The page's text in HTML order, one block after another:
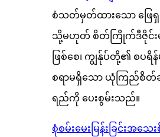
စံသတ်မှတ်ထားသော ဖြေရှင်
သို့မဟုတ် စိတ်ကြိုက်ဒီဇိုင်း
ဖြစ်စေ၊ ကျွန်ုပ်တို့၏ စပရိ
စရာမရှိသော ယုံကြည်စိတ်ခ
ရည်ကို ပေးစွမ်းသည်။
စုံစမ်းမေးမြန်းခြင်းအသေ